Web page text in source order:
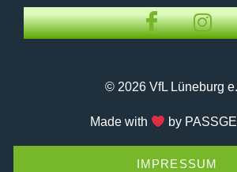
© 2026 VfL Lüneburg
Made with by
IMPRESSUM